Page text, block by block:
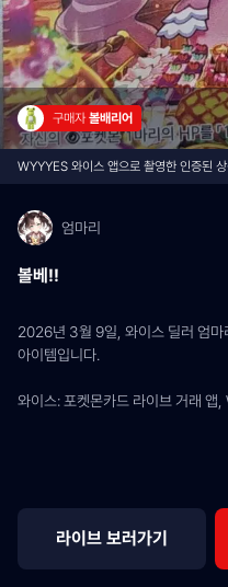
구매자 볼배리어
WYYYES 와이스 앱으로 촬영한 인증된
엄마리
볼베!!
2026년 3월 9일, 와이스 딜러 엄마
아이템입니다.
와이스: 포켓몬카드 라이브 거래 앱
라이브 보러가기